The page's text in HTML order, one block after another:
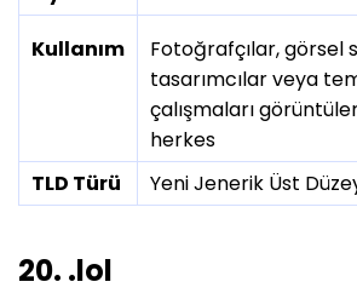
Kullanım
Fotoğrafçılar, görsel
tasarımcılar veya
çalışmaları
herkes
TLD Türü
Yeni Jenerik Üst
20. .lol